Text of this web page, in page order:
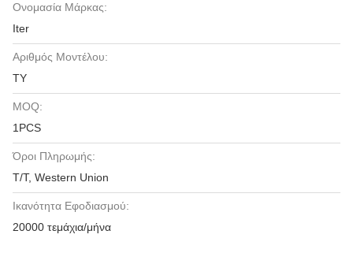
Ονομασία Μάρκας:
Iter
Αριθμός Μοντέλου:
TY
MOQ:
1PCS
Όροι Πληρωμής:
T/T, Western Union
Ικανότητα Εφοδιασμού:
20000 τεμάχια/μήνα